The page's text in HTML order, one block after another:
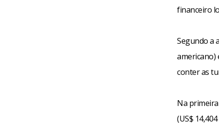
financeiro
Segundo a
americano)
conter as
Na
(US$